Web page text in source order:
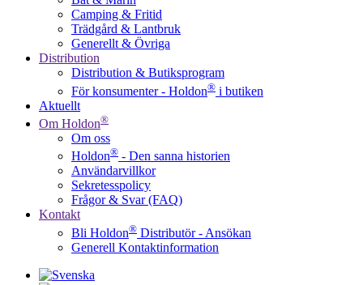
Camping & Fritid
Trädgård & Lantbruk
Generellt & Övriga
Distribution
Distribution & Butiksprogram
För konsumenter - Holdon® i butiken
Aktuellt
Om Holdon®
Om oss
Holdon® - Den sanna historien
Användarvillkor
Sekretesspolicy
Frågor & Svar (FAQ)
Kontakt
Bli Holdon® Distributör - Ansökan
Generell Kontaktinformation